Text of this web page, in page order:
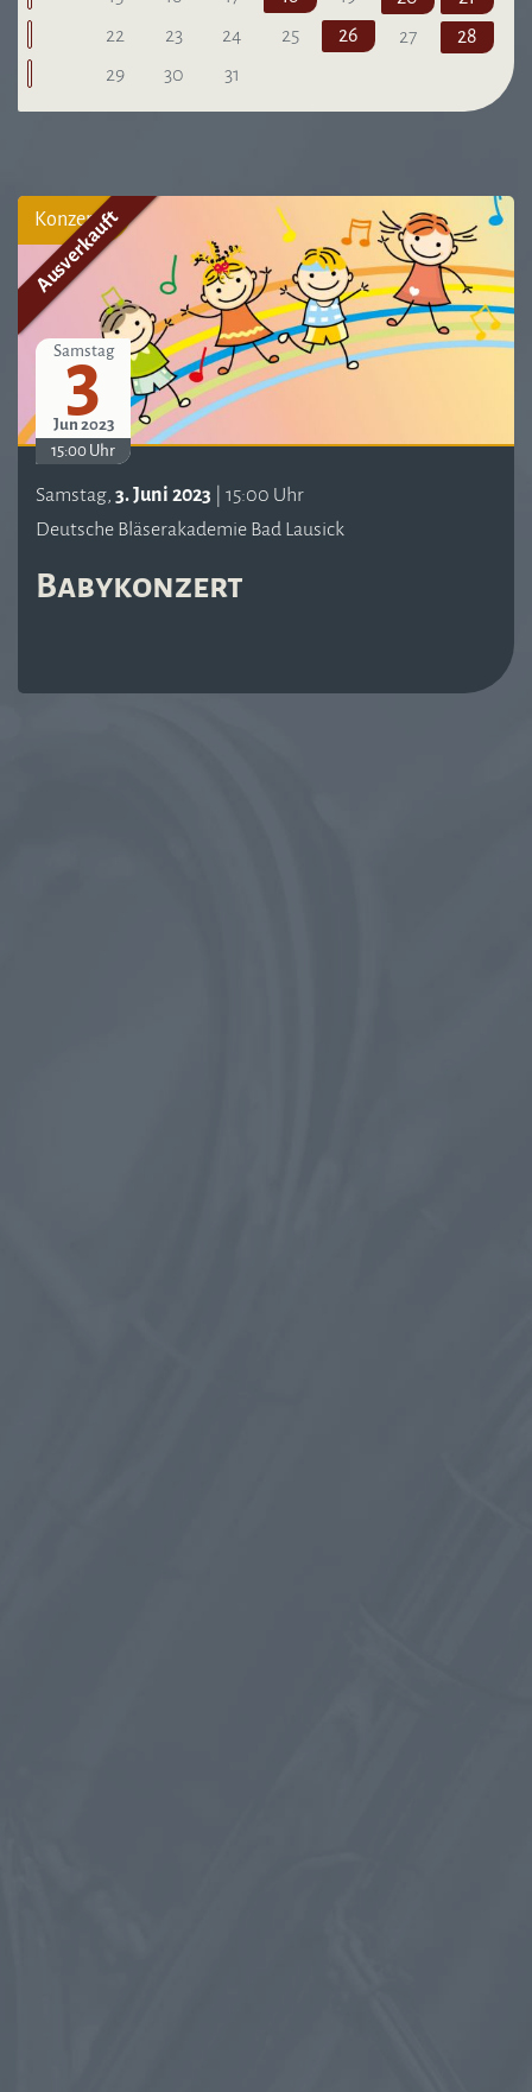
22
23 24 25 26 27
28
29
30 31
Konzert
Ausverkauft
Samstag
3
Jun 2023
15:00 Uhr
Samstag, 3. Juni 2023 | 15:00 Uhr
Deutsche Bläserakademie Bad Lausick
Babykonzert